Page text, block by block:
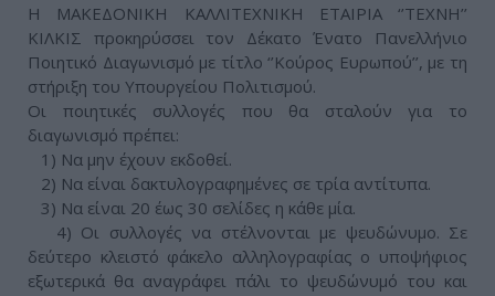
Η ΜΑΚΕΔΟΝΙΚΗ ΚΑΛΛΙΤΕΧΝΙΚΗ ΕΤΑΙΡΙΑ ‘’ΤΕΧΝΗ’’
ΚΙΛΚΙΣ προκηρύσσει τον Δέκατο Ένατο Πανελλήνιο
Ποιητικό Διαγωνισμό με τίτλο ‘’Κούρος Ευρωπού’’, με τη
στήριξη του Υπουργείου Πολιτισμού.
Οι ποιητικές συλλογές που θα σταλούν για το
διαγωνισμό πρέπει:
1) Να μην έχουν εκδοθεί.
2) Να είναι δακτυλογραφημένες σε τρία αντίτυπα.
3) Να είναι 20 έως 30 σελίδες η κάθε μία.
4) Οι συλλογές να στέλνονται με ψευδώνυμο. Σε
δεύτερο κλειστό φάκελο αλληλογραφίας ο υποψήφιος
εξωτερικά θα αναγράφει πάλι το ψευδώνυμό του και